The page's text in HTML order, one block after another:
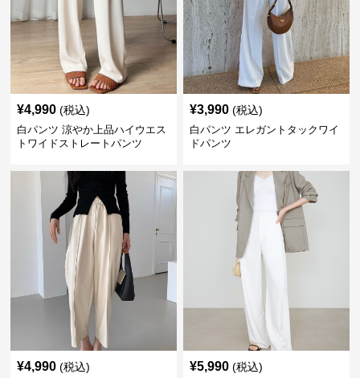
¥4,990 (税込)
白パンツ 涼やか上品ハイウエス
トワイドストレートパンツ
¥3,990 (税込)
白パンツ エレガントタックワイ
ドパンツ
¥4,990 (税込) ¥5,990 (税込)